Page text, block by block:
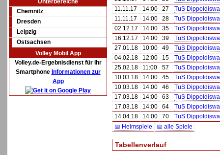
Unterbereiche
Chemnitz
Dresden
Leipzig
Ostsachsen
Volley Mobil App
Volley.de-Ergebnisdienst für Ihr
Smartphone Informationen zur
App
11.11.17
14:00 27
TuS
11.11.17
14:00 28
TuS
02.12.17
14:00 35
TuS
16.12.17
14:00 39
TuS
27.01.18
10:00 49
TuS
04.02.18
12:00 15
TuS
25.02.18
11:00 57
TuS
10.03.18
14:00 45
TuS
10.03.18
14:00 46
TuS
17.03.18
14:00 63
TuS
17.03.18
14:00 64
TuS
14.04.18
14:00 70
TuS
📅 Heimspiele
📅 alle Spiele
Tabellenverlauf